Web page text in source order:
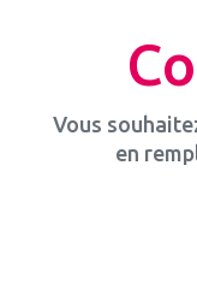
Vous
en